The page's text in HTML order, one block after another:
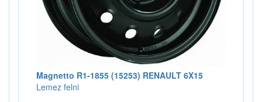
Magnetto R1-1855 (15253) RENAULT 6X15
Lemez felni